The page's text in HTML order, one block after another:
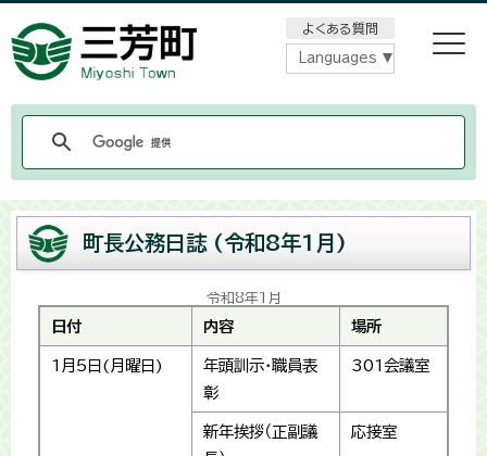
よくある質問
Languages
町長公務日誌 (令和8年1月)
令和8年1月
日付 内容 場所
1月5日(月曜日)
年頭訓示・職員表
彰
301会議室
新年挨拶（正副議
応接室